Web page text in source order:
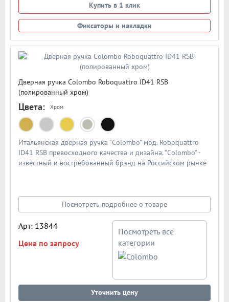
Купить в 1 клик
Фиксаторы и накладки
Дверная ручка Colombo Roboquattro ID41 RSB
(полированный хром)
Цвета: Хром
Итальянская дверная ручка "Colombo" мод. Roboquattro
ID41 RSB превосходного качества и дизайна. "Colombo" -
известный и востребованный брэнд на Российском рынке
Посмотреть подробнее о товаре
Арт: 13844
Цена по запросу
Посмотреть все
категории
Уточнить цену